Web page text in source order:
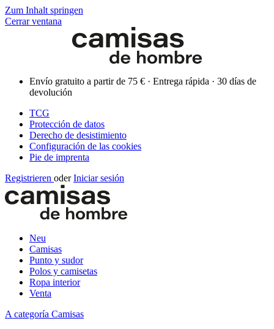
Zum Inhalt springen
Cerrar ventana
Envío gratuito a partir de 75 € · Entrega rápida · 30 días de
devolución
TCG
Protección de datos
Derecho de desistimiento
Configuración de las cookies
Pie de imprenta
Registrieren oder Iniciar sesión
Neu
Camisas
Punto y sudor
Polos y camisetas
Ropa interior
Venta
A categoría Camisas